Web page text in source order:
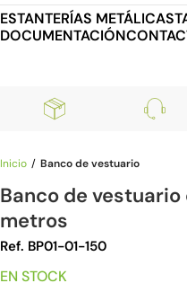
ESTANTERÍAS METÁLICAS
DOCUMENTACIÓN
Inicio Banco de vestuario
Banco de vestuario
metros
Ref. BP01-01-150
EN STOCK